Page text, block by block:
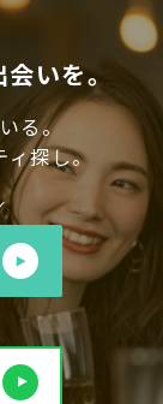
いを。
る。
探し。